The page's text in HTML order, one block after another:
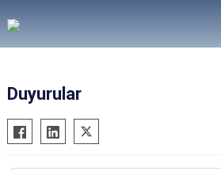
Duyurular